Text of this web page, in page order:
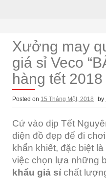
Xưởng may
giá sỉ Veco
hàng tết 2018
Posted on 15 Tháng Một, 2018 by
Cứ vào dịp Tết
diện đồ đẹp để đi
khẩn khiết, đặc biệt
việc chọn lựa những
khẩu giá sỉ chất